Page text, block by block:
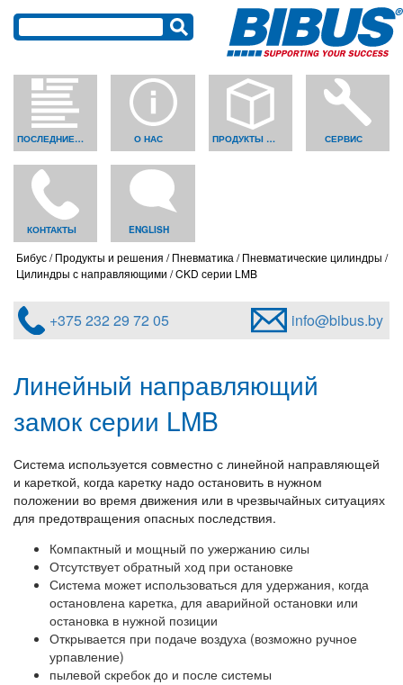
ПОСЛЕДНИЕ НОВОСТИ О НАС ПРОДУКТЫ И РЕШЕНИЯ СЕРВИС
КОНТАКТЫ ENGLISH
Бибус Продукты и решения Пневматика
Пневматические цилиндры
Цилиндры с направляющими CKD серии LMB
+375 232 29 72 05 info@bibus.by
Линейный направляющий
замок серии LMB
Система используется совместно с линейной направляющей
и кареткой, когда каретку надо остановить в нужном
положении во время движения или в чрезвычайных ситуациях
для предотвращения опасных последствия.
Компактный и мощный по ужержанию силы
Отсутствует обратный ход при остановке
Система может использоваться для удержания, когда
остановлена каретка, для аварийной остановки или
остановка в нужной позиции
Открывается при подаче воздуха (возможно ручное
урпавление)
пылевой скребок до и после системы